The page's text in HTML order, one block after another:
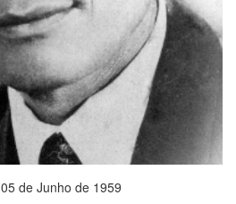
05 de Junho de 1959